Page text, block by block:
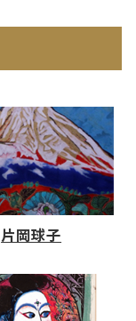
片岡球子